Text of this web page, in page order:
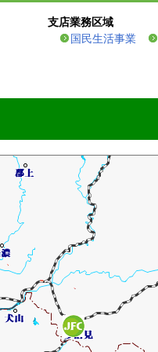
支店業務区域
国民生活事業